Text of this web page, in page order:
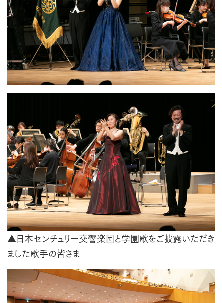
▲日本センチュリー交響楽団と学園歌をご披露いただき
ました歌手の皆さま